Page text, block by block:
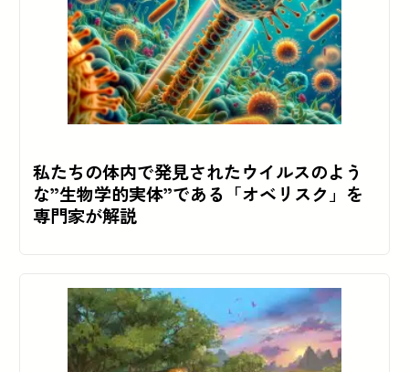
私たちの体内で発見されたウイルスのよう
な”生物学的実体”である「オベリスク」を
専門家が解説